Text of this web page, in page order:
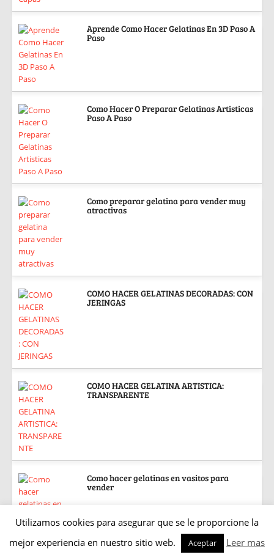
Aprende Como Hacer Gelatinas En 3D Paso A
Paso
Como Hacer O Preparar Gelatinas Artisticas
Paso A Paso
Como preparar gelatina para vender muy
atractivas
COMO HACER GELATINAS DECORADAS: CON
JERINGAS
COMO HACER GELATINA ARTISTICA:
TRANSPARENTE
Como hacer gelatinas en vasitos para
vender
Utilizamos cookies para asegurar que se le proporcione la
mejor experiencia en nuestro sitio web.
Aceptar Leer mas